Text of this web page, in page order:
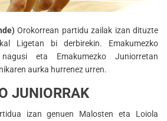
Orokorrean partidu zailak izan dituzte
Ligetan bi derbirekin. Emakumezko
eta Emakumezko Juniorretan
aurka hurrenez urren.
JUNIORRAK
izan genuen Malosten eta Loiola